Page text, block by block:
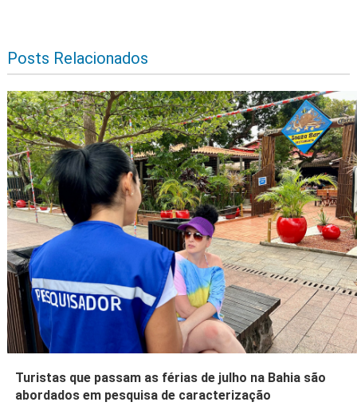
Posts Relacionados
Turistas que passam as férias de julho na Bahia são
abordados em pesquisa de caracterização